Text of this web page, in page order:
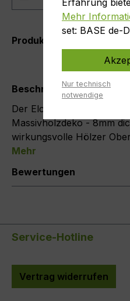
Produktnummer:
Beschreibung
Der Elch als Fensterbild
Massivholzdeko - 8mm
wirkungsvolle Hölzer
Mehr
Bewertungen
Service-Hotline
Vertrag widerrufen
Erfahrung
Mehr
set: BASE de-
Nur technisch
notwendige